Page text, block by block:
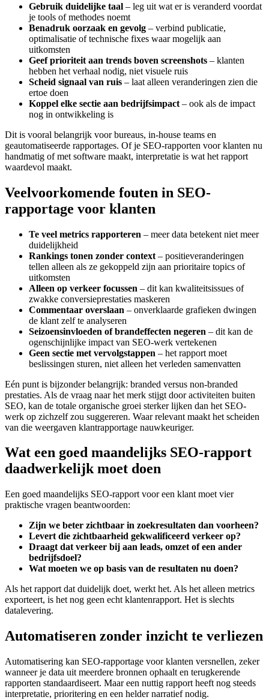
Gebruik duidelijke taal – leg uit wat er is veranderd voordat
je tools of methodes noemt
Benadruk oorzaak en gevolg – verbind publicatie,
optimalisatie of technische fixes waar mogelijk aan
uitkomsten
Geef prioriteit aan trends boven screenshots – klanten
hebben het verhaal nodig, niet visuele ruis
Scheid signaal van ruis – laat alleen veranderingen zien die
ertoe doen
Koppel elke sectie aan bedrijfsimpact – ook als de impact
nog in ontwikkeling is
Dit is vooral belangrijk voor bureaus, in-house teams en
geautomatiseerde rapportages. Of je SEO-rapporten voor klanten nu
handmatig of met software maakt, interpretatie is wat het rapport
waardevol maakt.
Veelvoorkomende fouten in SEO-
rapportage voor klanten
Te veel metrics rapporteren – meer data betekent niet meer
duidelijkheid
Rankings tonen zonder context – positieveranderingen
tellen alleen als ze gekoppeld zijn aan prioritaire topics of
uitkomsten
Alleen op verkeer focussen – dit kan kwaliteitsissues of
zwakke conversieprestaties maskeren
Commentaar overslaan – onverklaarde grafieken dwingen
de klant zelf te analyseren
Seizoensinvloeden of brandeffecten negeren – dit kan de
ogenschijnlijke impact van SEO-werk vertekenen
Geen sectie met vervolgstappen – het rapport moet
beslissingen sturen, niet alleen het verleden samenvatten
Eén punt is bijzonder belangrijk: branded versus non-branded
prestaties. Als de vraag naar het merk stijgt door activiteiten buiten
SEO, kan de totale organische groei sterker lijken dan het SEO-
werk op zichzelf zou suggereren. Waar relevant maakt het scheiden
van die weergaven klant­rapportage nauwkeuriger.
Wat een goed maandelijks SEO-rapport
daadwerkelijk moet doen
Een goed maandelijks SEO-rapport voor een klant moet vier
praktische vragen beantwoorden:
Zijn we beter zichtbaar in zoekresultaten dan voorheen?
Levert die zichtbaarheid gekwalificeerd verkeer op?
Draagt dat verkeer bij aan leads, omzet of een ander
bedrijfsdoel?
Wat moeten we op basis van de resultaten nu doen?
Als het rapport dat duidelijk doet, werkt het. Als het alleen metrics
exporteert, is het nog geen echt klantenrapport. Het is slechts
datalevering.
Automatiseren zonder inzicht te verliezen
Automatisering kan SEO-rapportage voor klanten versnellen, zeker
wanneer je data uit meerdere bronnen ophaalt en terugkerende
rapporten standaardiseert. Maar een nuttig rapport heeft nog steeds
interpretatie, prioritering en een helder narratief nodig.